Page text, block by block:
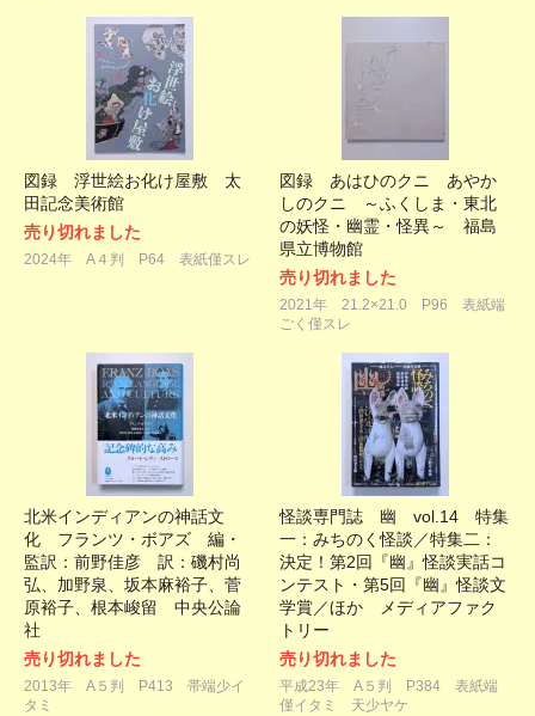
図録 浮世絵お化け屋敷 太
田記念美術館
売り切れました
2024年 A４判 P64 表紙僅スレ
図録 あはひのクニ あやか
しのクニ ～ふくしま・東北
の妖怪・幽霊・怪異～ 福島
県立博物館
売り切れました
2021年 21.2×21.0 P96 表紙端
ごく僅スレ
北米インディアンの神話文
化 フランツ・ボアズ 編・
監訳：前野佳彦 訳：磯村尚
弘、加野泉、坂本麻裕子、菅
原裕子、根本峻留 中央公論
社
売り切れました
2013年 A５判 P413 帯端少イ
タミ
怪談専門誌 幽 vol.14 特集
一：みちのく怪談／特集二：
決定！第2回『幽』怪談実話コ
ンテスト・第5回『幽』怪談文
学賞／ほか メディアファク
トリー
売り切れました
平成23年 A５判 P384 表紙端
僅イタミ 天少ヤケ